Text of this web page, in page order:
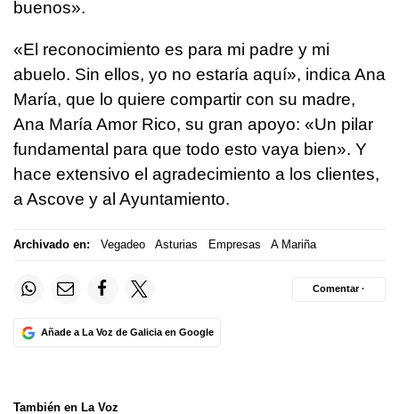
buenos».
«El reconocimiento es para mi padre y mi
abuelo. Sin ellos, yo no estaría aquí», indica Ana
María, que lo quiere compartir con su madre,
Ana María Amor Rico, su gran apoyo: «Un pilar
fundamental para que todo esto vaya bien». Y
hace extensivo el agradecimiento a los clientes,
a Ascove y al Ayuntamiento.
Archivado en: Vegadeo Asturias Empresas A Mariña
Añade a La Voz de Galicia en Google
Comentar ·
También en La Voz